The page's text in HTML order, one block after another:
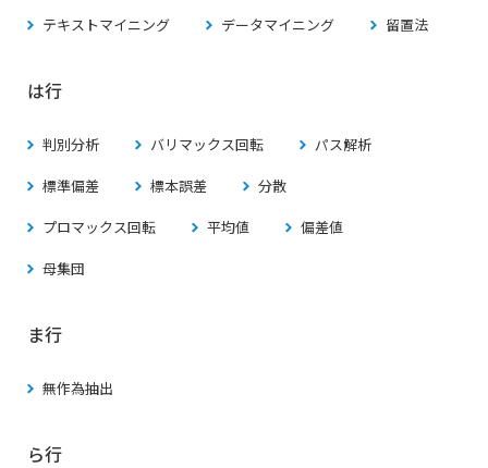
テキストマイニング データマイニング 留置法
は行
判別分析 バリマックス回転
パス解析
標準偏差
標本誤差
分散
プロマックス回転
平均値
偏差値
母集団
ま行
無作為抽出
ら行